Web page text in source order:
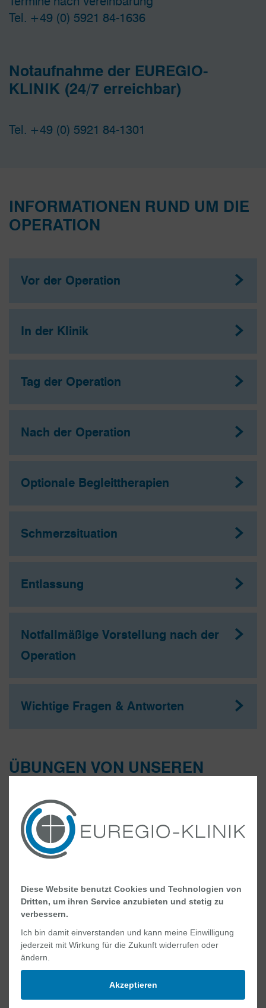
Tel. +49 (0) 5921 84-1636
Notaufnahme der EUREGIO-
KLINIK (24/7 erreichbar)
Tel. +49 (0) 5921 84-1301
INFORMATIONEN RUND UM DIE
OPERATION
Vor der Operation
In der Klinik
Tag der Operation
Nach der Operation
Optionale Begleittherapien
Schmerzsituation
Entlassung
Notfallmäßige Vorstellung nach der
Operation
Wichtige Fragen & Antworten
ÜBUNGEN VON UNSEREN
GANZ EINFACH VON ZU HAUSE ODER IM
KRANKENHAUS
Physioübungen vor der OP
Diese Website benutzt Cookies und Technologien von
Dritten, um ihren Service anzubieten und stetig zu
verbessern.
Ich bin damit einverstanden und kann meine Einwilligung
jederzeit mit Wirkung für die Zukunft widerrufen oder
ändern.
Akzeptieren